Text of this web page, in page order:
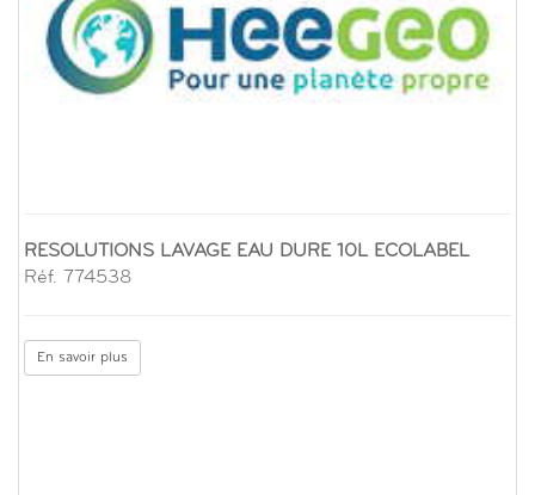
RESOLUTIONS LAVAGE EAU DURE 10L ECOLABEL
Réf. 774538
En savoir plus